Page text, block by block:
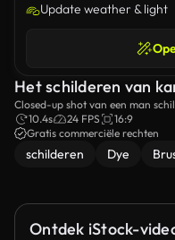
Update weather & light
Het schilderen van
Closed-up shot van een man
10.4s
24 FPS
16:9
Gratis commerciële rechten
schilderen Dye
Ontdek iStock-